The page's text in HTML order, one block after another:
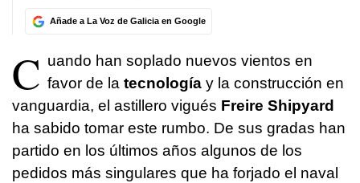
Añade a La Voz de Galicia en Google
C uando han soplado nuevos vientos en
favor de la tecnología y la construcción en
vanguardia, el astillero vigués Freire Shipyard
ha sabido tomar este rumbo. De sus gradas han
partido en los últimos años algunos de los
pedidos más singulares que ha forjado el naval